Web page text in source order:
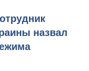
назвал